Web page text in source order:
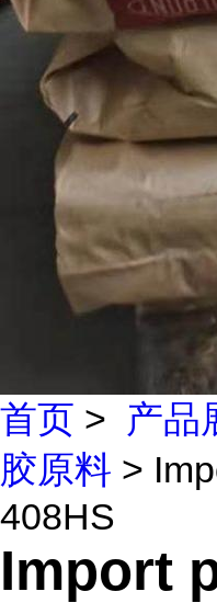
首页 > 产品
胶原料 >
408HS
Import